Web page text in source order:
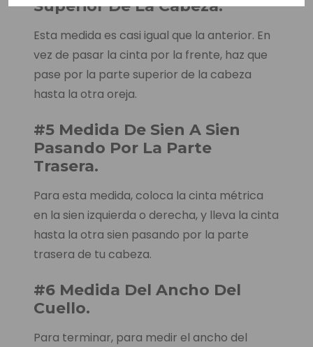
Superior De La Cabeza.
Esta medida es casi igual que la anterior. En
vez de pasar la cinta por la frente, haz que
pase por la parte superior de la cabeza
hasta la otra oreja.
#5 Medida De Sien A Sien
Pasando Por La Parte
Trasera.
Para esta medida, coloca la cinta métrica
en la sien izquierda o derecha, y lleva la cinta
hasta la otra sien pasando por la parte
trasera de tu cabeza.
#6 Medida Del Ancho Del
Cuello.
Para terminar, para medir el ancho del